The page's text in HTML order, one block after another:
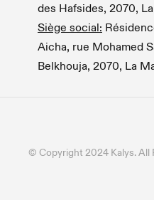
des Hafsides, 2070,
Siège social:
Aicha, rue Mohamed
Belkhouja, 2070, La
© Copyright 2024 Kalys. All